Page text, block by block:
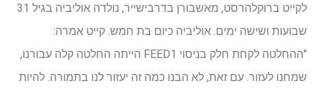
לקייט ברוקלהרסט, מאשבורן בדרבישייר, נולדה אוליביה בגיל 31
שבועות ושישה ימים. אוליביה כיום בת חמש. קייט אמרה:
"ההחלטה לקחת חלק בניסוי FEED1 הייתה החלטה קלה עבורנו,
שמחנו לעזור. עם זאת, לא הבנו כמה זה יעזור לנו בתמורה. להיות